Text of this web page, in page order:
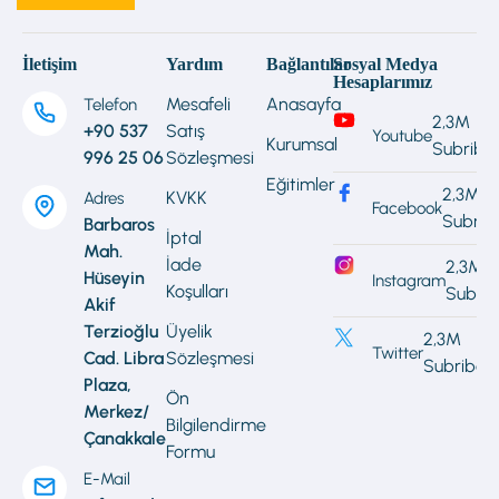
İletişim
Telefon
+90 537
996 25 06
Adres
Barbaros
Mah.
Hüseyin
Akif
Terzioğlu
Cad. Libra
Plaza,
Merkez/
Çanakkale
E-Mail
Yardım
Mesafeli
Satış
Sözleşmesi
KVKK
İptal
İade
Koşulları
Üyelik
Sözleşmesi
Ön
Bilgilendirme
Formu
Bağlantılar
Anasayfa
Kurumsal
Eğitimler
Sosyal Medya
Hesaplarımız
Youtube
2,3M
Subribe
Facebook
2,3M
Instagram
2,3M
Twitter
2,3M
Subribe